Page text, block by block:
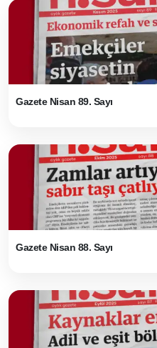
Gazete Nisan 89. Sayı
Gazete Nisan 88. Sayı